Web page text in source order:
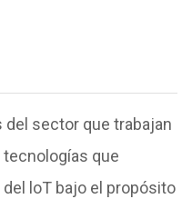
del sector que trabajan
que
loT bajo el propósito